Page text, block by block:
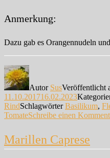
Anmerkung:
Dazu gab es Orangennudeln
Autor SusVeröffentlicht
11.10.201716.02.2023
RindSchlagwörterBasilikum,
TomateSchreibe einen
Marillen Caprese